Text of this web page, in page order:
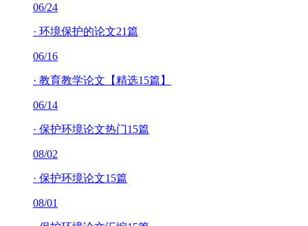
06/24
· 环境保护的论文21篇
06/16
· 教育教学论文【精选15篇】
06/14
· 保护环境论文热门15篇
08/02
· 保护环境论文15篇
08/01